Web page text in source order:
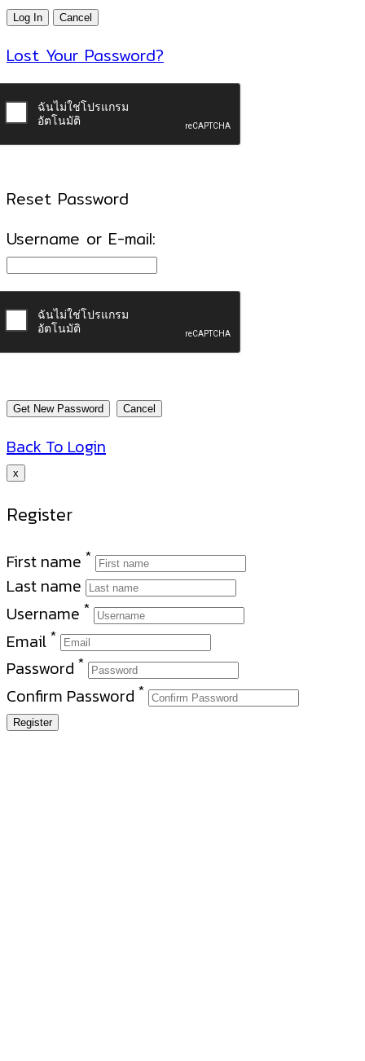
Lost Your Password?
Reset Password
Username or E-mail:
Back To Login
x
Register
First name *
Last name
Username *
Email *
Password *
Confirm Password *
Register